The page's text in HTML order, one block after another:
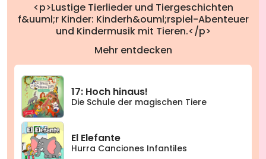
<p>Lustige Tierlieder und Tiergeschichten
f&uuml;r Kinder: Kinderh&ouml;rspiel-Abenteuer
und Kindermusik mit Tieren.</p>
Mehr entdecken
17: Hoch hinaus!
Die Schule der magischen Tiere
El Elefante
Hurra Canciones Infantiles